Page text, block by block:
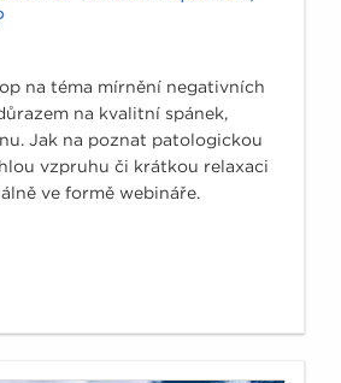
na téma mírnění negativních
na kvalitní spánek,
Jak na poznat patologickou
vzpruhu či krátkou relaxaci
ve formě webináře.